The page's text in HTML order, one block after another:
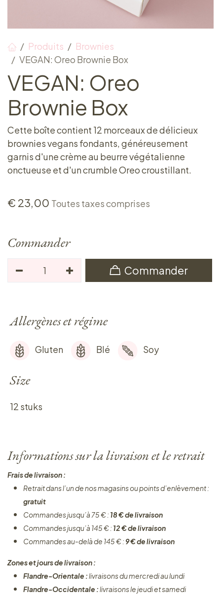
Produits
Brownies
VEGAN: Oreo Brownie Box
VEGAN: Oreo
Brownie Box
Cette boîte contient 12 morceaux de délicieux
brownies vegans fondants, généreusement
garnis d'une crème au beurre végétalienne
onctueuse et d'un crumble Oreo croustillant.
€ 23,00 Toutes taxes comprises
Commander
Commander
Allergènes et régime
Gluten Blé Soy
Size
12 stuks
Informations sur la livraison et le retrait
Frais de livraison :
Retrait dans l’un de nos magasins ou points d’enlèvement :
gratuit
Commandes jusqu’à 75 € : 18 € de livraison
Commandes jusqu’à 145 € : 12 € de livraison
Commandes au-delà de 145 € : 9 € de livraison
Zones et jours de livraison :
Flandre-Orientale :livraisons du mercredi au lundi
Flandre-Occidentale :livraisons le jeudi et samedi